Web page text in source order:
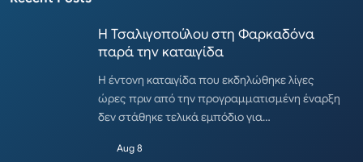
Η Τσαλιγοπούλου στη Φαρκαδόνα
παρά την καταιγίδα
Η έντονη καταιγίδα που εκδηλώθηκε λίγες
ώρες πριν από την προγραμματισμένη έναρξη
δεν στάθηκε τελικά εμπόδιο για…
Aug 8